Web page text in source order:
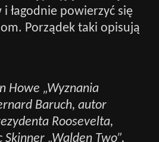
łagodnie powierzyć się
Porządek taki opisują
Howe „Wyznania
Baruch, autor
Roosevelta,
„Walden Two”,